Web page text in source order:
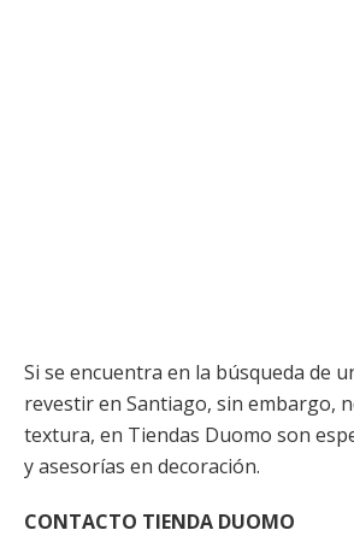
Si se encuentra en la búsqueda de
revestir en Santiago, sin embargo,
textura, en Tiendas Duomo son
y asesorías en decoración.
CONTACTO TIENDA DUOMO